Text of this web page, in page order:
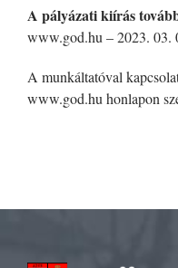
A pályázati kiírás
www.god.hu – 2023. 03.
A munkáltatóval
www.god.hu honlapon